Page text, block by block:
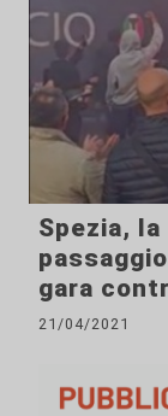
Spezia,
gara
21/04/2021